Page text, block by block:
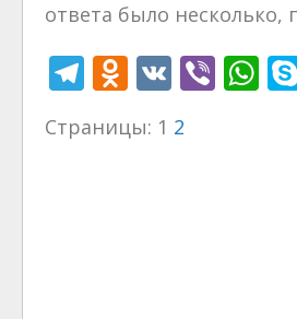
ответа было
T
e
O
n
V
K
Vi W
Страницы: 1 2